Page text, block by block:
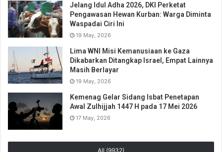
Jelang Idul Adha 2026, DKI Perketat
Pengawasan Hewan Kurban: Warga Diminta
Waspadai Ciri Ini
19 May, 2026
Lima WNI Misi Kemanusiaan ke Gaza
Dikabarkan Ditangkap Israel, Empat Lainnya
Masih Berlayar
19 May, 2026
Kemenag Gelar Sidang Isbat Penetapan
Awal Zulhijjah 1447 H pada 17 Mei 2026
17 May, 2026
All (9932)